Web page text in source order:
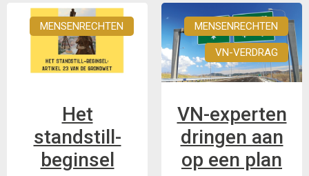
gesprekspartner het
Netwerk Tegen
Armoede de
Werelddag van het
Armoede extra
onder de aandacht.
Dit jaar staat een
menswaardig
De Raad van State
vond de
verminderingen van
persoonsvolgende
budgetten
Hoe heeft de
regering dit moeten
rechtzetten?
MENSENRECHTEN
Het
standstill-
beginsel
MENSENRECHTEN
VN-VERDRAG
VN-experten
dringen aan
op een plan